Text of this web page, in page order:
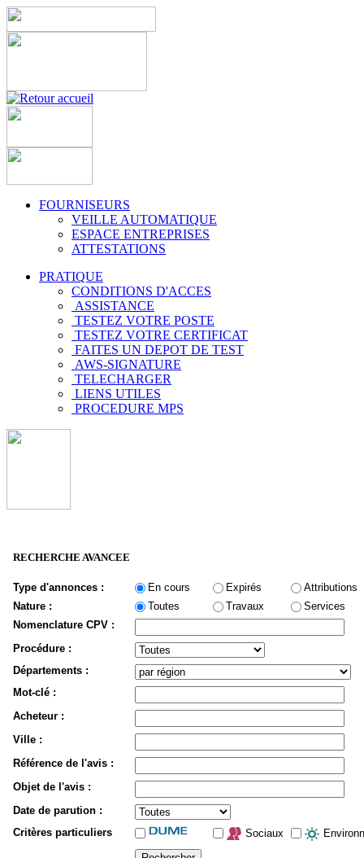
FOURNISEURS
VEILLE AUTOMATIQUE
ESPACE ENTREPRISES
ATTESTATIONS
PRATIQUE
CONDITIONS D'ACCES
ASSISTANCE
TESTEZ VOTRE POSTE
TESTEZ VOTRE CERTIFICAT
FAITES UN DEPOT DE TEST
AWS-SIGNATURE
TELECHARGER
LIENS UTILES
PROCEDURE MPS
RECHERCHE AVANCEE
Type d'annonces : En cours Expirés
Attributions
Nature :
Toutes Travaux
Services
Nomenclature CPV :
Procédure :
Départements :
Mot-clé :
Acheteur :
Ville :
Référence de l'avis :
Objet de l'avis :
Date de parution :
Critères particuliers
Sociaux